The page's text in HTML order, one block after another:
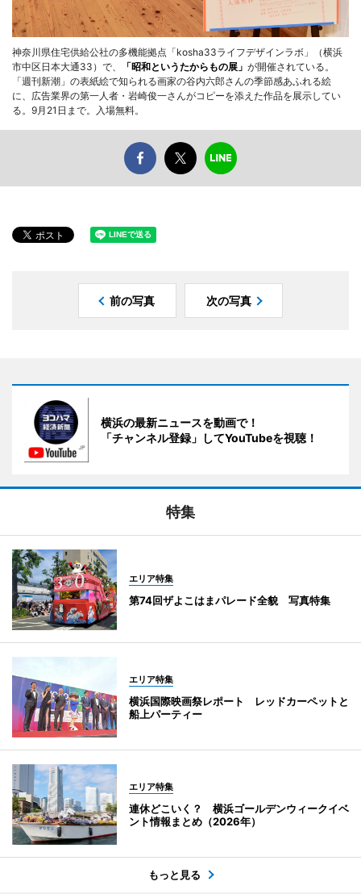
神奈川県住宅供給公社の多機能拠点「kosha33ライフデザインラボ」（横浜
市中区日本大通33）で、
「昭和というたからもの展」 が開催されている。
「週刊新潮」の表紙絵で知られる画家の谷内六郎さんの季節感あふれる絵
に、広告業界の第一人者・岩崎俊一さんがコピーを添えた作品を展示してい
る。9月21日まで。入場無料。
前の写真 次の写真
横浜の最新ニュースを動画で！
「チャンネル登録」してYouTubeを視聴！
特集
エリア特集
第74回ザよこはまパレード全貌 写真特集
エリア特集
横浜国際映画祭レポート レッドカーペットと
船上パーティー
エリア特集
連休どこいく？ 横浜ゴールデンウィークイベ
ント情報まとめ（2026年）
もっと見る